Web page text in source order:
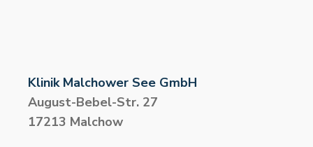
Klinik Malchower See GmbH
August-Bebel-Str. 27
17213 Malchow